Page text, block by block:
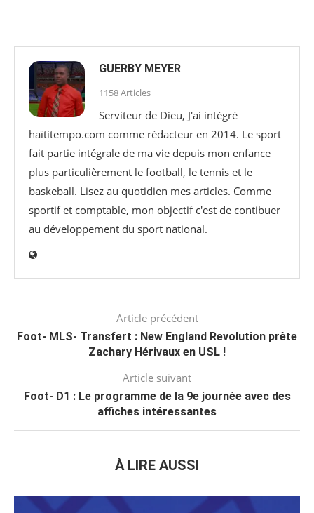
GUERBY MEYER
1158 Articles
Serviteur de Dieu, J'ai intégré
haïtitempo.com comme rédacteur en 2014. Le sport
fait partie intégrale de ma vie depuis mon enfance
plus particulièrement le football, le tennis et le
baskeball. Lisez au quotidien mes articles. Comme
sportif et comptable, mon objectif c'est de contibuer
au développement du sport national.
Article précédent
Foot- MLS- Transfert : New England Revolution prête
Zachary Hérivaux en USL !
Article suivant
Foot- D1 : Le programme de la 9e journée avec des
affiches intéressantes
À LIRE AUSSI